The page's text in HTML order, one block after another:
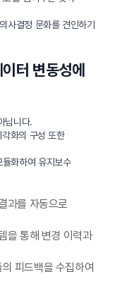
사결정 문화를 견인하기
터 변동성에
닙니다.
화의 구성 또한
화하여 유지보수
과를 자동으로
을 통해 변경 이력과
피드백을 수집하여